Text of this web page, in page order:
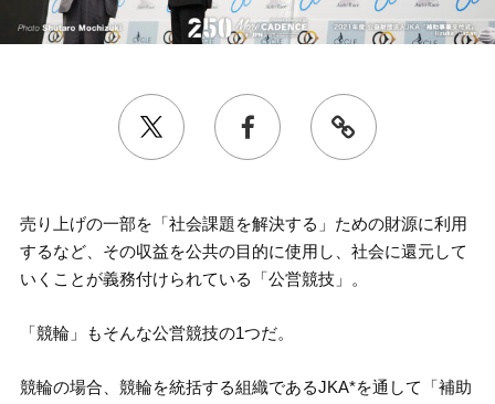
売り上げの一部を「社会課題を解決する」ための財源に利用
するなど、その収益を公共の目的に使用し、社会に還元して
いくことが義務付けられている「公営競技」。
「競輪」もそんな公営競技の1つだ。
競輪の場合、競輪を統括する組織であるJKA*を通して「補助